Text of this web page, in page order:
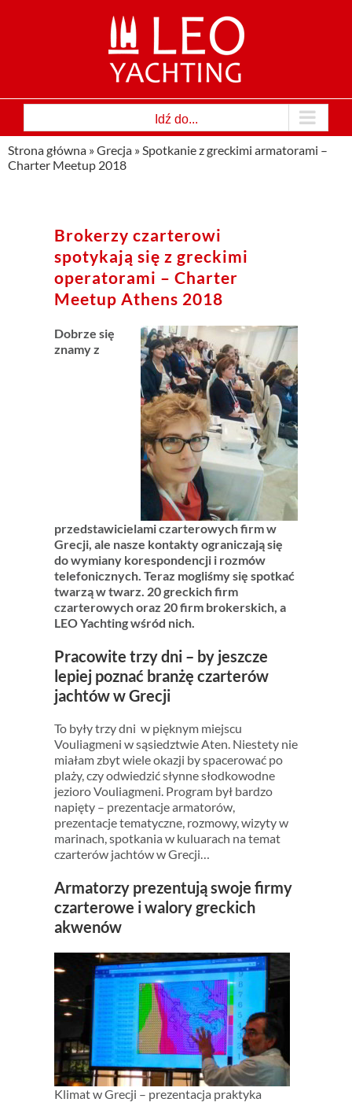
Idź do...
Strona główna »Grecja »Spotkanie z greckimi armatorami –
Charter Meetup 2018
Brokerzy czarterowi
spotykają się z greckimi
operatorami – Charter
Meetup Athens 2018
Dobrze się
znamy z
przedstawicielami czarterowych firm w
Grecji, ale nasze kontakty ograniczają się
do wymiany korespondencji i rozmów
telefonicznych. Teraz mogliśmy się spotkać
twarzą w twarz. 20 greckich firm
czarterowych oraz 20 firm brokerskich, a
LEO Yachting wśród nich.
Pracowite trzy dni – by jeszcze
lepiej poznać branżę czarterów
jachtów w Grecji
To były trzy dni w pięknym miejscu
Vouliagmeni w sąsiedztwie Aten. Niestety nie
miałam zbyt wiele okazji by spacerować po
plaży, czy odwiedzić słynne słodkowodne
jezioro Vouliagmeni. Program był bardzo
napięty – prezentacje armatorów,
prezentacje tematyczne, rozmowy, wizyty w
marinach, spotkania w kuluarach na temat
czarterów jachtów w Grecji…
Armatorzy prezentują swoje firmy
czarterowe i walory greckich
akwenów
Klimat w Grecji – prezentacja praktyka